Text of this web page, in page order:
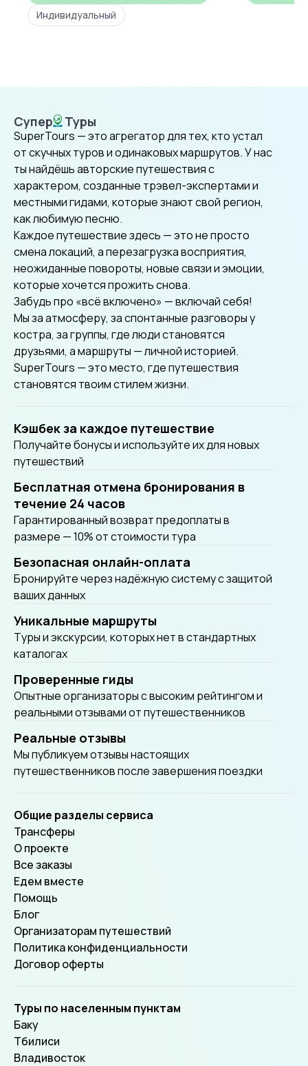
Индивидуальный
Супер Туры
SuperTours
SuperTours — это агрегатор для тех, кто устал
от скучных туров и одинаковых маршрутов. У нас
ты найдёшь авторские путешествия с
характером, созданные трэвел-экспертами и
местными гидами, которые знают свой регион,
как любимую песню.
Каждое путешествие здесь — это не просто
смена локаций, а перезагрузка восприятия,
неожиданные повороты, новые связи и эмоции,
которые хочется прожить снова.
Забудь про «всё включено» — включай себя!
Мы за атмосферу, за спонтанные разговоры у
костра, за группы, где люди становятся
друзьями, а маршруты — личной историей.
SuperTours — это место, где путешествия
становятся твоим стилем жизни.
Кэшбек за каждое путешествие
Получайте бонусы и используйте их для новых
путешествий
Бесплатная отмена бронирования в
течение 24 часов
Гарантированный возврат предоплаты в
размере — 10% от стоимости тура
Безопасная онлайн-оплата
Бронируйте через надёжную систему с защитой
ваших данных
Уникальные маршруты
Tуры и экскурсии, которых нет в стандартных
каталогах
Проверенные гиды
Опытные организаторы с высоким рейтингом и
реальными отзывами от путешественников
Реальные отзывы
Мы публикуем отзывы настоящих
путешественников после завершения поездки
Общие разделы сервиса
Трансферы
О проекте
Все заказы
Едем вместе
Помощь
Блог
Организаторам путешествий
Политика конфиденциальности
Договор оферты
Туры по населенным пунктам
Баку
Тбилиси
Владивосток